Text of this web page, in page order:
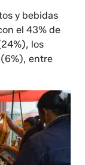
y bebidas
el 43% de
los
(6%), entre